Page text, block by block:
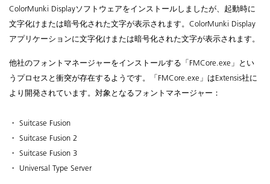
ColorMunki Displayソフトウェアをインストールしましたが、起動時に
文字化けまたは暗号化された文字が表示されます。ColorMunki Display
アプリケーションに文字化けまたは暗号化された文字が表示されます。
他社のフォントマネージャーをインストールする「FMCore.exe」とい
うプロセスと衝突が存在するようです。「FMCore.exe」はExtensis社に
より開発されています。対象となるフォントマネージャー：
・ Suitcase Fusion
・ Suitcase Fusion 2
・ Suitcase Fusion 3
・ Universal Type Server